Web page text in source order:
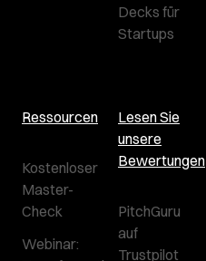
Decks für
Startups
Ressourcen
Kostenloser
Master-
Check
Webinar:
Lesen Sie
unsere
Bewertungen
PitchGuru
auf
Trustpilot